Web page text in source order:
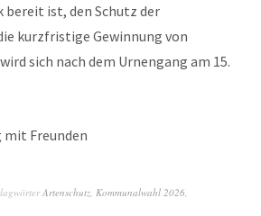
bereit ist, den Schutz der
kurzfristige Gewinnung von
sich nach dem Urnengang am 15.
mit Freunden
Artenschutz, Kommunalwahl 2026,